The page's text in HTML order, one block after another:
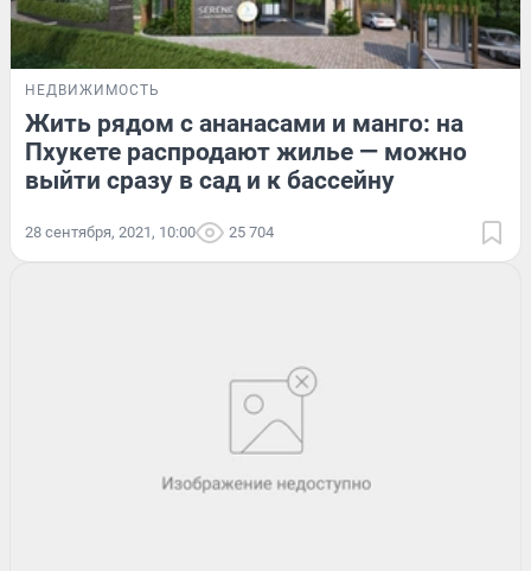
НЕДВИЖИМОСТЬ
Жить рядом с ананасами и манго: на
Пхукете распродают жилье — можно
выйти сразу в сад и к бассейну
28 сентября, 2021, 10:00 25 704